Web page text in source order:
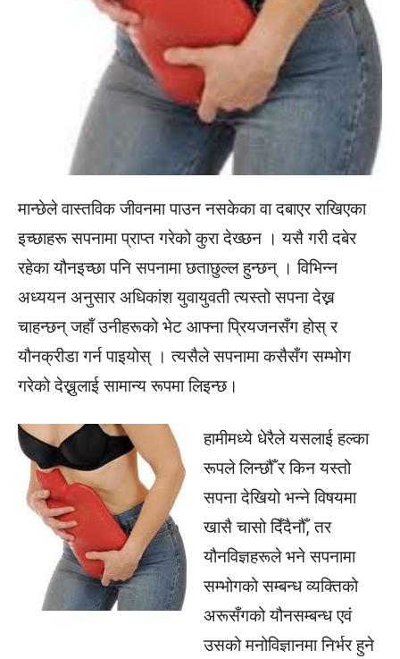
मान्छेले वास्तविक जीवनमा पाउन नसकेका वा दबाएर राखिएका
इच्छाहरू सपनामा प्राप्त गरेको कुरा देख्छन । यसै गरी दबेर
रहेका यौनइच्छा पनि सपनामा छताछुल्ल हुन्छन् । विभिन्न
अध्ययन अनुसार अधिकांश युवायुवती त्यस्तो सपना देख्न
चाहन्छन् जहाँ उनीहरूको भेट आफ्ना प्रियजनसँग होस् र
यौनक्रीडा गर्न पाइयोस् । त्यसैले सपनामा कसैसँग सम्भोग
गरेको देख्नुलाई सामान्य रूपमा लिइन्छ।
हामीमध्ये धेरैले यसलाई हल्का
रूपले लिन्छौँ र किन यस्तो
सपना देखियो भन्ने विषयमा
खासै चासो दिँदैनौँ, तर
यौनविज्ञहरूले भने सपनामा
सम्भोगको सम्बन्ध व्यक्तिको
अरूसँगको यौनसम्बन्ध एवं
उसको मनोविज्ञानमा निर्भर हुने